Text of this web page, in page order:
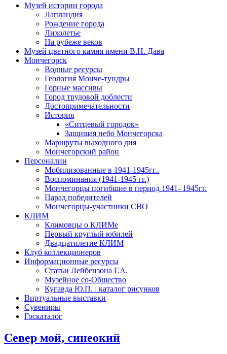
Музей истории города
Лапландия
Рождение города
Лихолетье
На рубеже веков
Музей цветного камня имени В.Н. Дава
Мончегорск
Водные ресурсы
Геология Монче-тундры
Горные массивы
Город трудовой доблести
Достопримечательности
История
«Ситцевый городок»
Защищая небо Мончегорска
Маршруты выходного дня
Мончегорский район
Персоналии
Мобилизованные в 1941-1945гг..
Воспоминания (1941-1945 гг.)
Мончегорцы погибшие в период 1941- 1945гг.
Парад победителей
Мончегорцы-участники СВО
КЛИМ
Климовцы о КЛИМе
Первый круглый юбилей
Двадцатилетие КЛИМ
Клуб коллекционеров
Информационные ресурсы
Статьи Лейбензона Г.А.
Музейное со-Общество
Кугавда Ю.П. : каталог рисунков
Виртуальные выставки
Сувениры
Госкаталог
Север мой, синеокий